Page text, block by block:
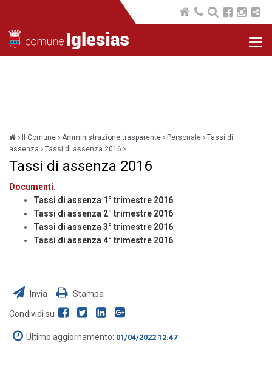
Il Comune Amministrazione trasparente Personale
Tassi di
assenza
Tassi di assenza 2016
Tassi di assenza 2016
Documenti:
Tassi di assenza 1° trimestre 2016
Tassi di assenza 2° trimestre 2016
Tassi di assenza 3° trimestre 2016
Tassi di assenza 4° trimestre 2016
Invia Stampa
Condividi su
Ultimo aggiornamento: 01/04/2022 12:47